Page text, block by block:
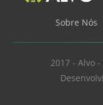
Sobre Nós
2017 - Alvo